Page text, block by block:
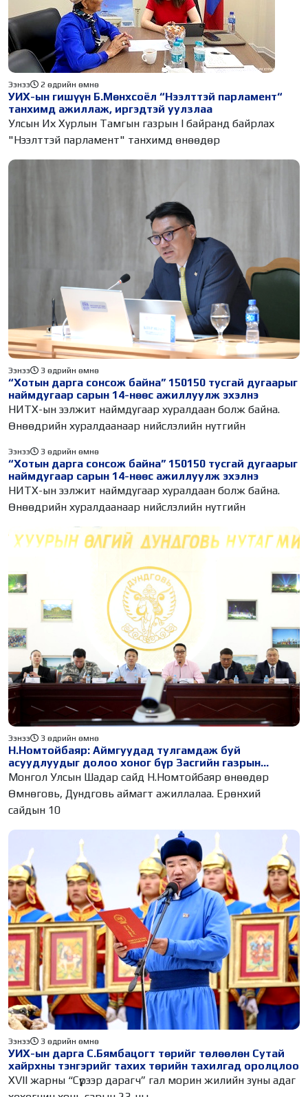
УИХ-ын гишүүн Б.Мөнхсоёл “Нээлттэй парламент“
танхимд ажиллаж, иргэдтэй уулзлаа
Ээнээ 2 өдрийн өмнө
Улсын Их Хурлын Тамгын газрын I байранд байрлах
"Нээлттэй парламент" танхимд өнөөдөр
“Хотын дарга сонсож байна” 150150 тусгай дугаарыг
наймдугаар сарын 14-нөөс ажиллуулж эхэлнэ
Ээнээ 3 өдрийн өмнө
НИТХ-ын ээлжит наймдугаар хуралдаан болж байна.
Өнөөдрийн хуралдаанаар нийслэлийн нутгийн
“Хотын дарга сонсож байна” 150150 тусгай дугаарыг
наймдугаар сарын 14-нөөс ажиллуулж эхэлнэ
Ээнээ 3 өдрийн өмнө
НИТХ-ын ээлжит наймдугаар хуралдаан болж байна.
Өнөөдрийн хуралдаанаар нийслэлийн нутгийн
Н.Номтойбаяр: Аймгуудад тулгамдаж буй
асуудлуудыг долоо хоног бүр Засгийн газрын
хуралдаанд танилцуулж, шийдвэрлүүлнэ
Ээнээ 3 өдрийн өмнө
Монгол Улсын Шадар сайд Н.Номтойбаяр өнөөдөр
Өмнөговь, Дундговь аймагт ажиллалаа. Ерөнхий
сайдын 10
УИХ-ын дарга С.Бямбацогт төрийг төлөөлөн Сутай
хайрхны тэнгэрийг тахих төрийн тахилгад оролцлоо
Ээнээ 3 өдрийн өмнө
XVII жарны “Сүрээр дарагч” гал морин жилийн зуны адаг